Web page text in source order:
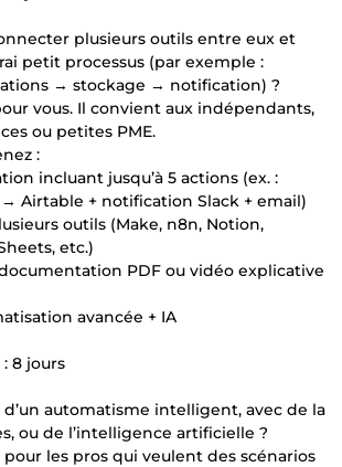
plusieurs outils entre eux et
petit processus (par exemple :
→ stockage → notification) ?
vous. Il convient aux indépendants,
ou petites PME.
:
incluant jusqu’à 5 actions (ex. :
Airtable + notification Slack + email)
outils (Make, n8n, Notion,
etc.)
PDF ou vidéo explicative
avancée + IA
8 jours
d’un automatisme intelligent, avec de la
ou de l’intelligence artificielle ?
les pros qui veulent des scénarios